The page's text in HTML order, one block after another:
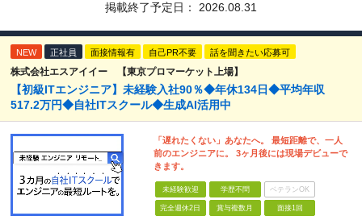
掲載終了予定日： 2026.08.31
NEW 正社員 面接情報有 自己PR不要 話を聞きたい応募可
株式会社エスアイイー 【東京プロマーケット上場】
【初級ITエンジニア】未経験入社90％◆年休134日◆平均年収
517.2万円◆自社ITスクール◆生成AI活用中
「遅れたくない」あなたへ。 最短距離で、一人
前のエンジニアに。 3ヶ月後には現場デビューで
きます。
未経験歓迎 学歴不問 ベテランOK
完全週休2日 賞与複数月 面接1回